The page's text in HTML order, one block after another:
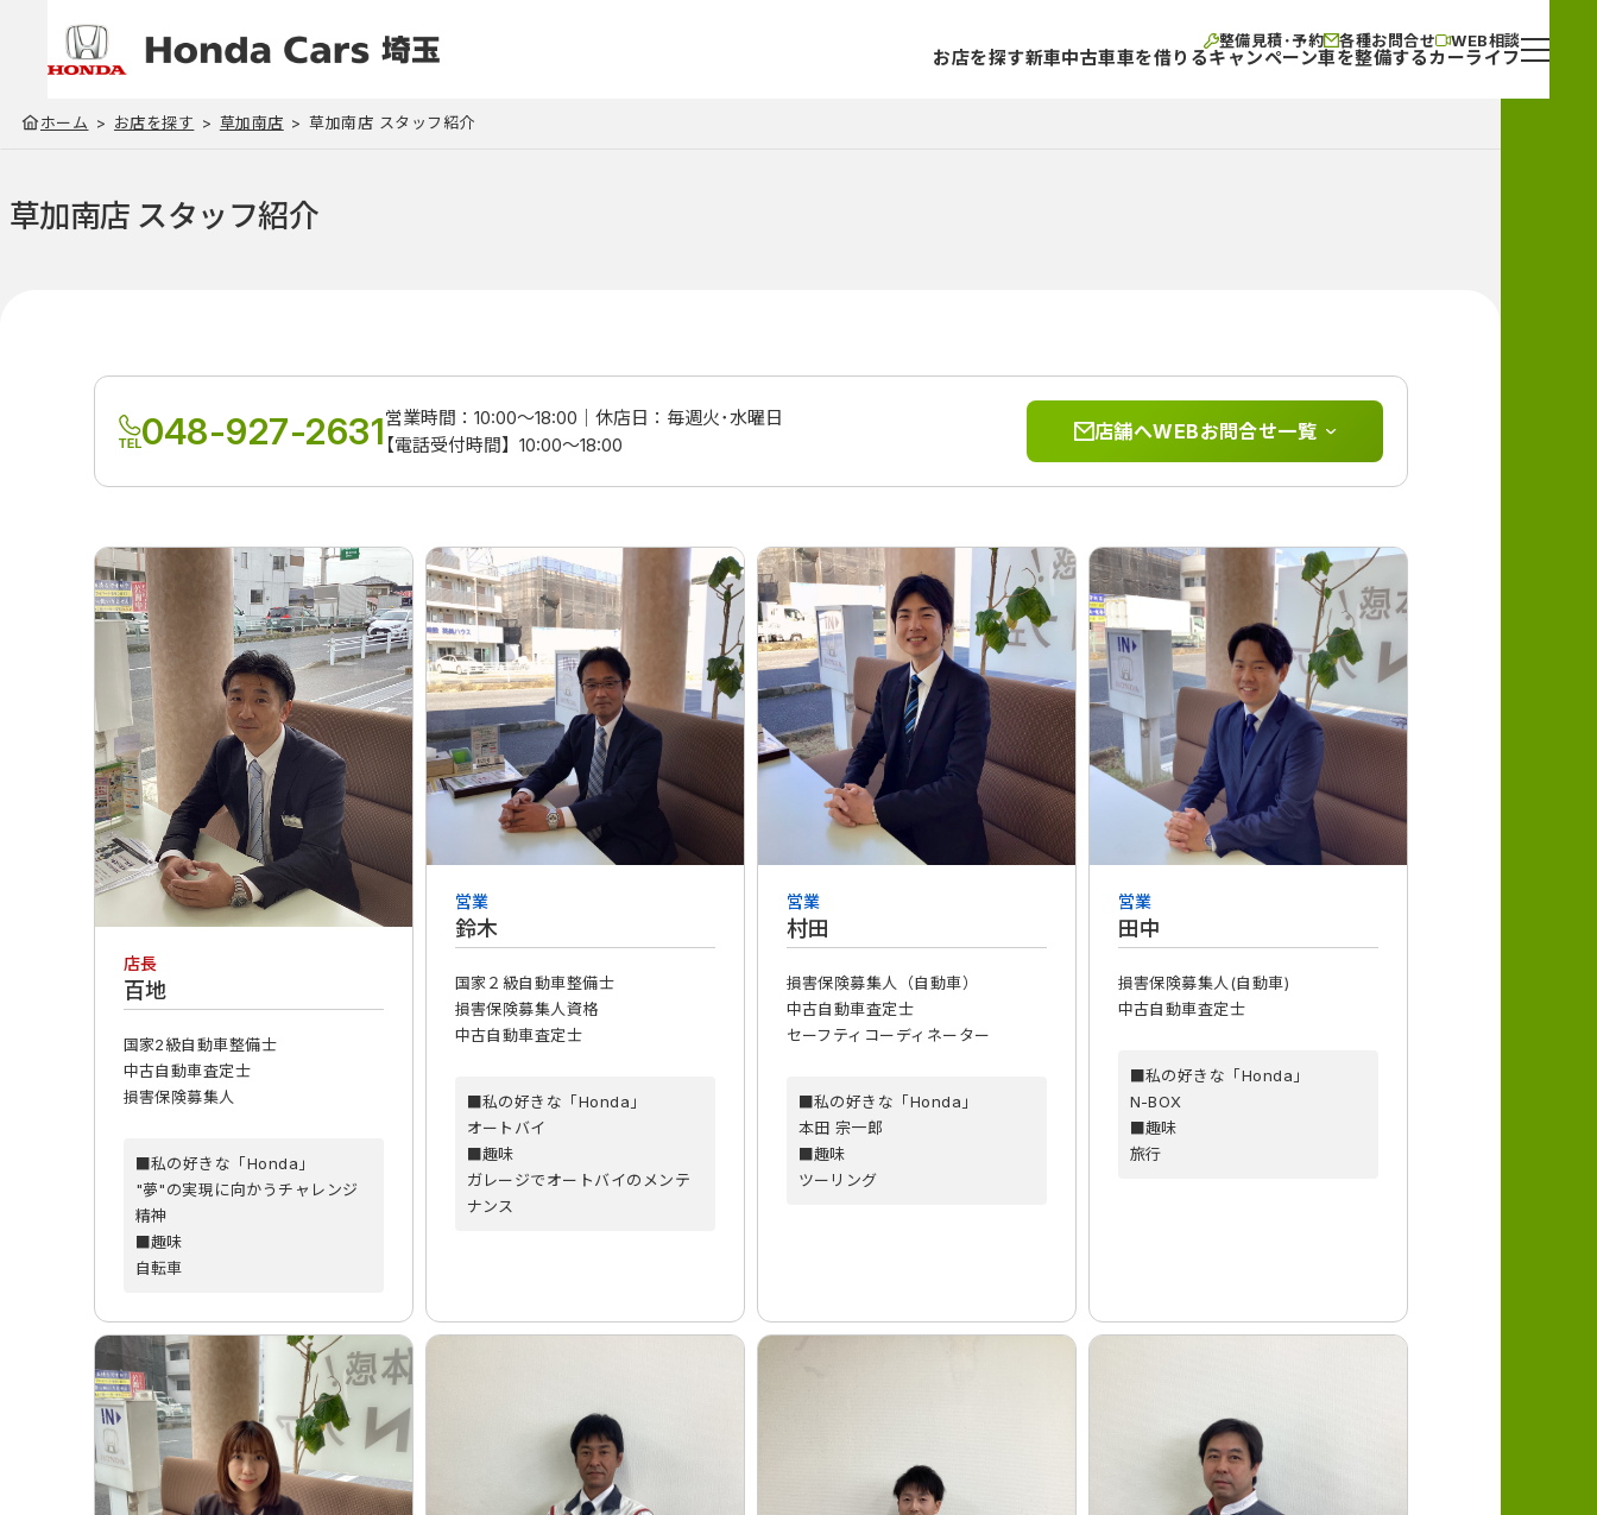
整備見積･予約 各種お問合せ WEB相談
お店を探す新車中古車車を借りるキャンペーン車を整備するカーライフ
ホーム お店を探す 草加南店 草加南店 スタッフ紹介
草加南店 スタッフ紹介
048-927-2631営業時間：10:00～18:00
休店日：毎週火･水曜日
【電話受付時間】10:00～18:00
店舗へWEBお問合せ一覧
店長
百地
国家2級自動車整備士
中古自動車査定士
損害保険募集人
■私の好きな「Honda」
"夢"の実現に向かうチャレンジ
精神
■趣味
自転車
営業
鈴木
国家２級自動車整備士
損害保険募集人資格
中古自動車査定士
■私の好きな「Honda」
オートバイ
■趣味
ガレージでオートバイのメンテ
ナンス
営業
村田
損害保険募集人（自動車）
中古自動車査定士
セーフティコーディネーター
■私の好きな「Honda」
本田 宗一郎
■趣味
ツーリング
営業
田中
損害保険募集人(自動車)
中古自動車査定士
■私の好きな「Honda」
N-BOX
■趣味
旅行